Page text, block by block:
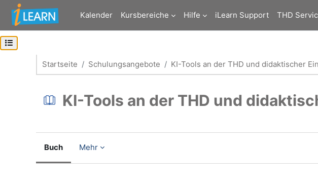
Zum Hauptinhalt
Kalender
Kursbereiche Hilfe iLearn Support THD
Kursindex öffnen
Startseite Schulungsangebote KI-Tools an der THD und didaktischer
KI-Tools an der THD und
Buch Mehr